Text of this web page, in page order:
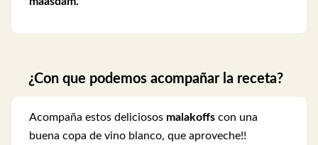
¿Con que podemos acompañar la receta?
Acompaña estos deliciosos malakoffs con una
buena copa de vino blanco, que aproveche!!